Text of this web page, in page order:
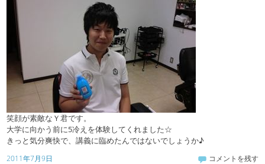
笑顔が素敵なＹ君です。
大学に向かう前に5冷えを体験してくれました☆
きっと気分爽快で、講義に臨めたんではないでしょうか♪
2011年7月9日 コメントを残す